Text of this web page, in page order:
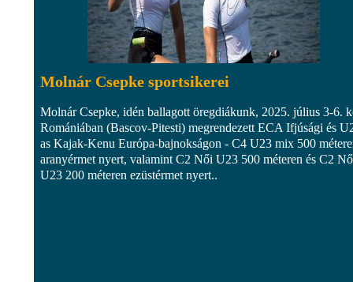
Molnár Csepke sportsikerei
Molnár Csepke, idén ballagott öregdiákunk, 2025. július 3-6.
Romániában (Bascov-Pitesti) megrendezett ECA Ifjúsági és
as Kajak-Kenu Európa-bajnokságon - C4 U23 mix 500
aranyérmet nyert, valamint C2 Női U23 500 méteren és C2
U23 200 méteren ezüstérmet nyert..